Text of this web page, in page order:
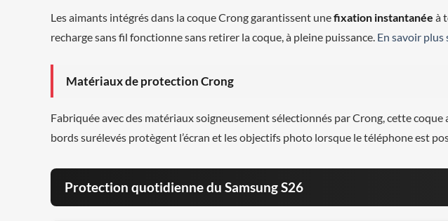
Les aimants intégrés dans la coque Crong garantissent unefixation instantanée à
recharge sans fil fonctionne sans retirer la coque, à pleine puissance. En savoir plus
Matériaux de protection Crong
Fabriquée avec des matériaux soigneusement sélectionnés par Crong, cette
bords surélevés protègent l’écran et les objectifs photo lorsque le téléphone est
Protection quotidienne du Samsung S26